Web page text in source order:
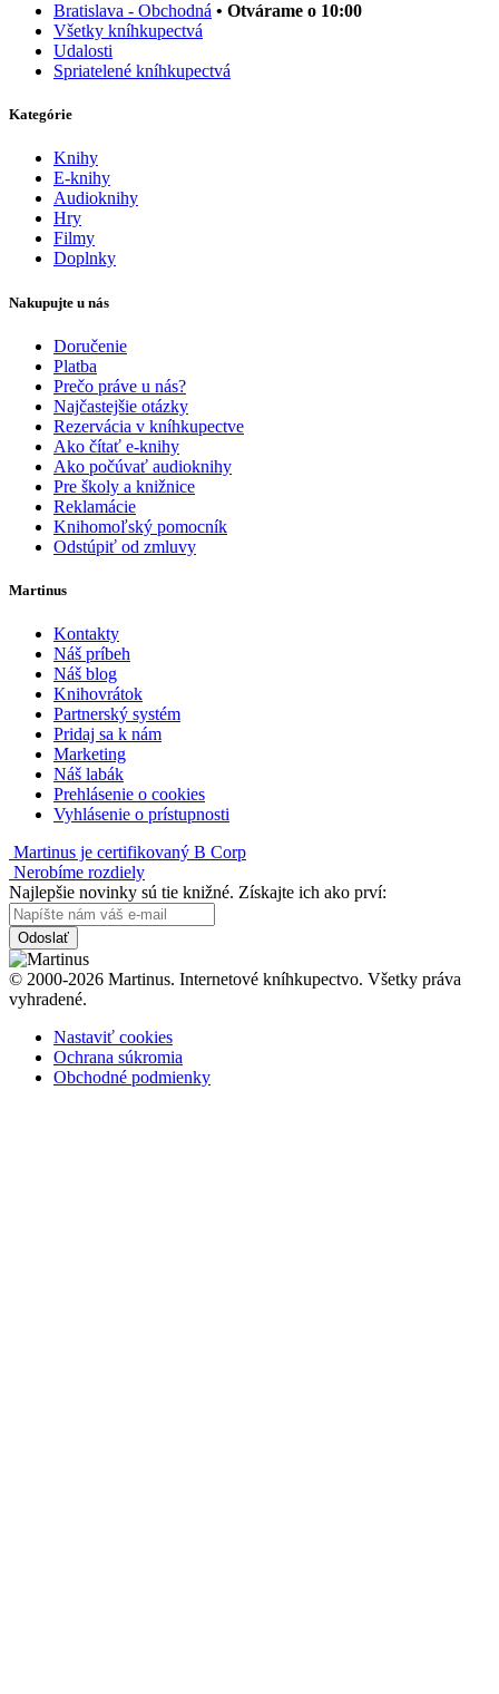
Bratislava - Obchodná • Otvárame o 10:00
Všetky kníhkupectvá
Udalosti
Spriatelené kníhkupectvá
Kategórie
Knihy
E-knihy
Audioknihy
Hry
Filmy
Doplnky
Nakupujte u nás
Doručenie
Platba
Prečo práve u nás?
Najčastejšie otázky
Rezervácia v kníhkupectve
Ako čítať e-knihy
Ako počúvať audioknihy
Pre školy a knižnice
Reklamácie
Knihomoľský pomocník
Odstúpiť od zmluvy
Martinus
Kontakty
Náš príbeh
Náš blog
Knihovrátok
Partnerský systém
Pridaj sa k nám
Marketing
Náš labák
Prehlásenie o cookies
Vyhlásenie o prístupnosti
Martinus je certifikovaný B Corp
Nerobíme rozdiely
Najlepšie novinky sú tie knižné. Získajte ich ako prví:
Odoslať
© 2000-2026 Martinus. Internetové kníhkupectvo. Všetky práva
vyhradené.
Nastaviť cookies
Ochrana súkromia
Obchodné podmienky